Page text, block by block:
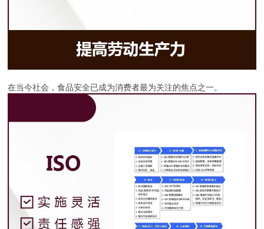
在当今社会，食品安全已成为消费者最为关注的焦点之一。